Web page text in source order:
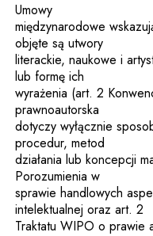
Umowy
międzynarodowe
objęte są utwory
literackie, naukowe i
lub formę ich
wyrażenia (art. 2
prawnoautorska
dotyczy wyłącznie
procedur, metod
działania lub koncepcji
Porozumienia w
sprawie handlowych
intelektualnej oraz art. 2
Traktatu WIPO o prawie